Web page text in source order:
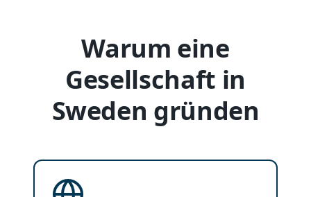
Warum eine
Gesellschaft in
Sweden gründen